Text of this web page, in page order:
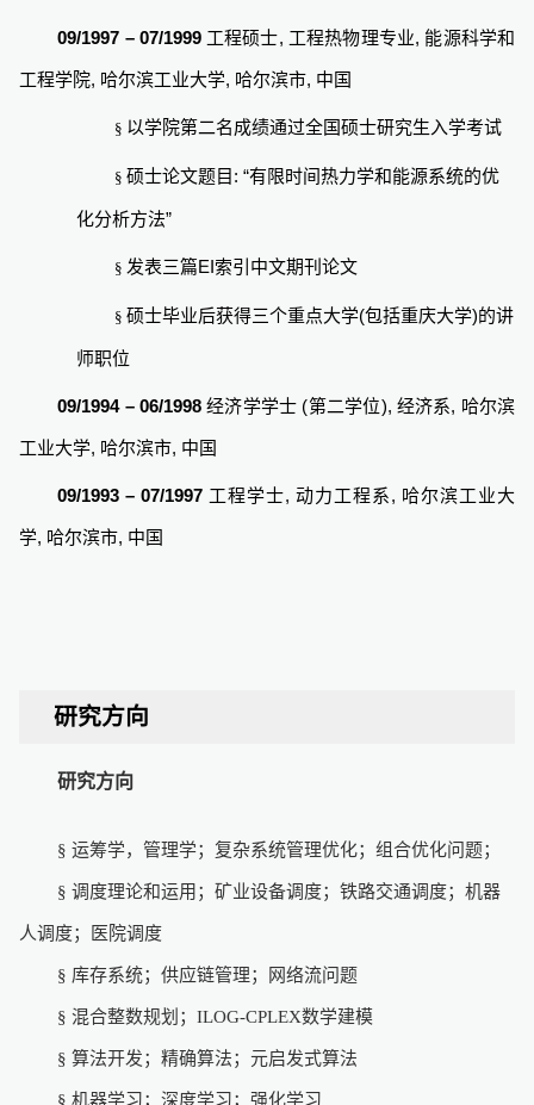
09/1997 – 07/1999 工程硕士, 工程热物理专业, 能源科学和
工程学院, 哈尔滨工业大学, 哈尔滨市, 中国
§ 以学院第二名成绩通过全国硕士研究生入学考试
§硕士论文题目 : “有限时间热力学和能源系统的优
化分析方法”
§ 发表三篇EI索引中文期刊论文
§硕士毕业后获得三个重点大学(包括重庆大学)的讲
师职位
09/1994 – 06/1998 经济学学士 (第二学位), 经济系, 哈尔滨
工业大学, 哈尔滨市, 中国
09/1993 – 07/1997 工程学士,动力工程系, 哈尔滨工业大
学, 哈尔滨市, 中国
研究方向
研究方向
§运筹学，管理学；复杂系统管理优化；组合优化问题；
§调度理论和运用；矿业设备调度；铁路交通调度；机器
人调度；医院调度
§ 库存系统；供应链管理；网络流问题
§混合整数规划；ILOG-CPLEX数学建模
§算法开发；精确算法；元启发式算法
§机器学习；深度学习；强化学习